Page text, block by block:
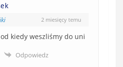
2 miesięcy temu
kiedy weszliśmy do uni
Odpowiedz